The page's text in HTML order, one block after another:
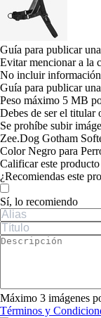
Guía para publicar
Evitar mencionar a la
No incluir información
Guía para publicar
Peso máximo 5 MB
Debes de ser el titular
Se prohíbe subir
Zee.Dog Gotham
Color Negro para
Calificar este producto
Tu valoración
¿Recomiendas este
Sí, lo recomiendo
Máximo 3 imágenes
Términos y